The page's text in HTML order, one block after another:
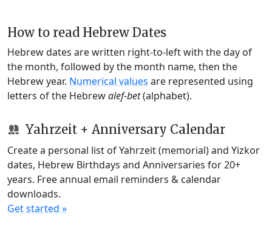
How to read Hebrew Dates
Hebrew dates are written right-to-left with the day of
the month, followed by the month name, then the
Hebrew year. Numerical values are represented using
letters of the Hebrewalef-bet(alphabet).
Yahrzeit + Anniversary Calendar
Create a personal list of Yahrzeit (memorial) and Yizkor
dates, Hebrew Birthdays and Anniversaries for 20+
years. Free annual email reminders & calendar
downloads.
Get started »